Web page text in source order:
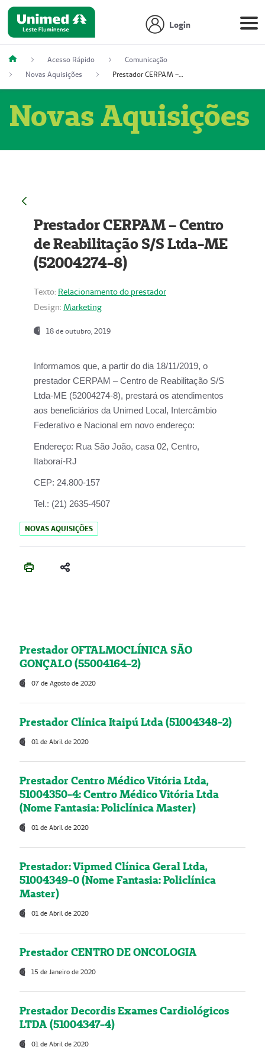
Login
Acesso Rápido
Comunicação
Novas Aquisições
Prestador CERPAM – Centro de Reabilitação S/S Ltda-ME (52004274-8)
Novas Aquisições
Prestador CERPAM – Centro
de Reabilitação S/S Ltda-ME
(52004274-8)
Texto: Relacionamento do prestador
Design: Marketing
18 de outubro, 2019
Informamos que, a partir do dia 18/11/2019, o
prestador CERPAM – Centro de Reabilitação S/S
Ltda-ME (52004274-8), prestará os atendimentos
aos beneficiários da Unimed Local, Intercâmbio
Federativo e Nacional em novo endereço:
Endereço: Rua São João, casa 02, Centro,
Itaboraí-RJ
CEP: 24.800-157
Tel.: (21) 2635-4507
NOVAS AQUISIÇÕES
Prestador OFTALMOCLÍNICA SÃO
GONÇALO (55004164-2)
07 de Agosto de 2020
Prestador Clínica Itaipú Ltda (51004348-2)
01 de Abril de 2020
Prestador Centro Médico Vitória Ltda,
51004350-4: Centro Médico Vitória Ltda
(Nome Fantasia: Policlínica Master)
01 de Abril de 2020
Prestador: Vipmed Clínica Geral Ltda,
51004349-0 (Nome Fantasia: Policlínica
Master)
01 de Abril de 2020
Prestador CENTRO DE ONCOLOGIA
15 de Janeiro de 2020
Prestador Decordis Exames Cardiológicos
LTDA (51004347-4)
01 de Abril de 2020